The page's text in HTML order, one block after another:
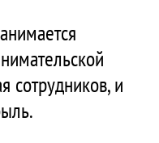
сотрудников, и